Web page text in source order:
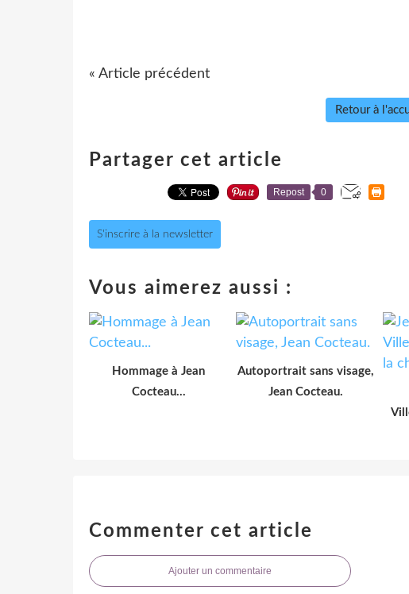
« Article précédent
Retour à
Partager cet article
Repost 0
S'inscrire à la newsletter
Vous aimerez aussi :
Hommage à Jean
Cocteau...
Autoportrait sans visage,
Jean Cocteau.
Commenter cet article
Ajouter un commentaire